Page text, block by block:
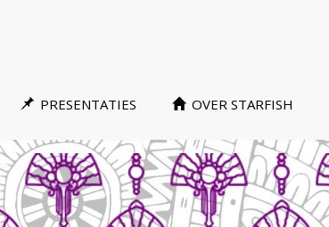
PRESENTATIES OVER STARFISH